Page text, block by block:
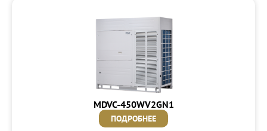
MDVC-450WV2GN1
ПОДРОБНЕЕ